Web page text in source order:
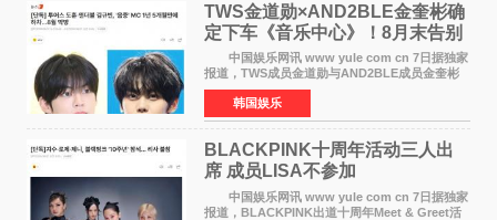
TWS金道勋×AND2BLE金奎彬确
定下车《音乐中心》！8月末告别
MC席位
中国娱乐网讯 www yule com cn 7日据独家
报道，TWS成员金道勋与AND2BLE成员金奎彬
将于8月离开《音乐中心》MC的位置。 金道
勋与金奎彬于去年3月与H2H A-NA一起被选为
《音乐中心》MC，约1
韩国娱乐
BLACKPINK十周年活动三人出
席 成员LISA不参加
中国娱乐网讯 www yule com cn 7日据独家
报道，BLACKPINK出道十周年Meet & Greet活